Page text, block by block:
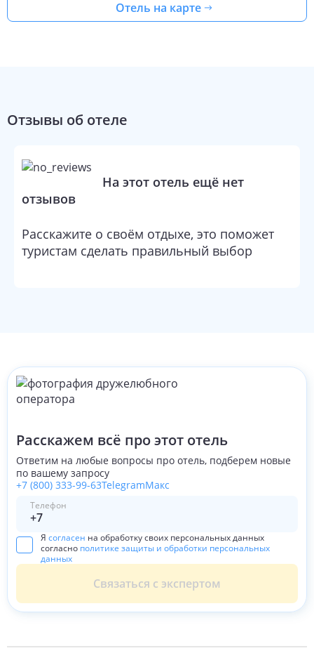
Отель на карте
Отзывы об отеле
На этот отель ещё нет
отзывов
Расскажите о своём отдыхе, это поможет
туристам сделать правильный выбор
Расскажем всё про этот отель
Ответим на любые вопросы про отель, подберем новые
по вашему запросу
+7 (800) 333-99-63TelegramМакс
Телефон
Я согласен на обработку своих персональных данных
согласно политике защиты и обработки персональных
данных
Связаться с экспертом